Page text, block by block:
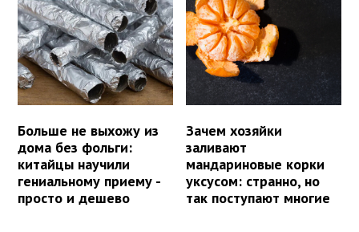
Больше не выхожу из
дома без фольги:
китайцы научили
гениальному приему -
просто и дешево
Зачем хозяйки
заливают
мандариновые корки
уксусом: странно, но
так поступают многие